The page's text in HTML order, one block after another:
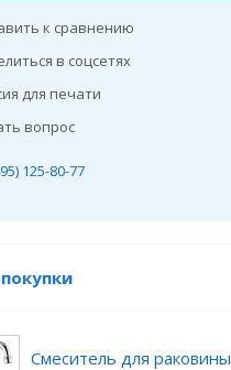
к сравнению
в соцсетях
для печати
вопрос
125-80-77
Смеситель для раковины